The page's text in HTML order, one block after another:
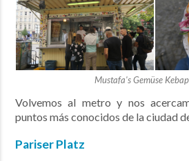
Mustafa's Gemüse
Volvemos al metro y nos
puntos más conocidos de la ciudad
Pariser Platz